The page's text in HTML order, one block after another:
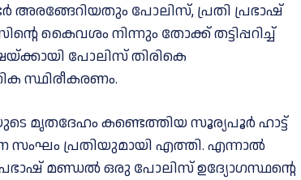
അരങ്ങേറിയതും പോലിസ്, പ്രതി പ്രഭാഷ്
കൈവശം നിന്നും തോക്ക് തട്ടിപ്പറിച്ച്‌
പോലിസ് തിരികെ
സ്ഥിരീകരണം.
മൃതദേഹം കണ്ടെത്തിയ സൂര്യപൂര്‍ ഹാട്ട്
പ്രതിയുമായി എത്തി. എന്നാല്‍
മണ്ഡല്‍ ഒരു പോലിസ് ഉദ്യോഗസ്ഥന്റെ